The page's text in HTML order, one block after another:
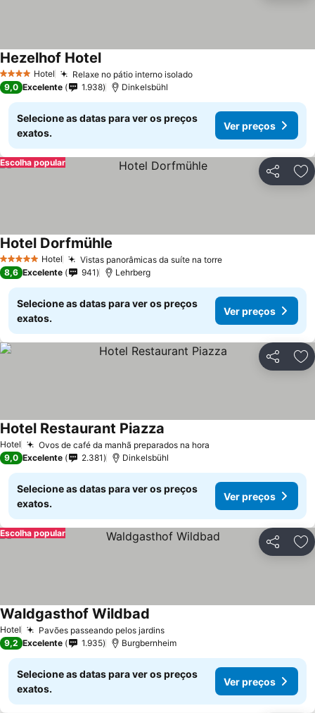
4 EstrelasHotel Relaxe no pátio interno isoladoVer preços
Hezelhof HotelVer preços
9,0 Excelente 1.938 Dinkelsbühl
Selecione as datas para ver os preços
exatos.
Ver preços
Partilhar
Escolha popular
5 Estrelas Hotel Vistas panorâmicas da suíte na torreVer preços
Hotel Dorfmühle
8,6 Excelente 941 Lehrberg
Selecione as datas para ver os preços
exatos.
Ver preços
Partilhar
Hotel Ovos de café da manhã preparados na hora
Hotel Restaurant Piazza
9,0 Excelente 2.381 Dinkelsbühl
Selecione as datas para ver os preços
exatos.
Ver preços
Partilhar
Escolha popular
Hotel Pavões passeando pelos jardinsVer preços
Waldgasthof Wildbad
9,2 Excelente 1.935 Burgbernheim
Selecione as datas para ver os preços
exatos.
Ver preços